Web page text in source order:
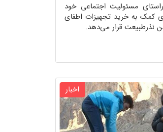
مسئولیت اجتماعی خود
کمک به خرید تجهیزات اطفای
نذرطبیعت قرار می‌دهد.
اخبار